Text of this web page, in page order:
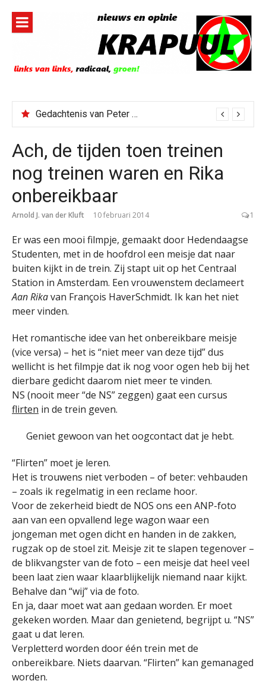
inhoud
Gedachtenis van Peter Faber
Ach, de tijden toen treinen
nog treinen waren en Rika
onbereikbaar
Arnold J. van der Kluft 10 februari 2014 1
Er was een mooi filmpje, gemaakt door Hedendaagse
Studenten, met in de hoofdrol een meisje dat naar
buiten kijkt in de trein. Zij stapt uit op het Centraal
Station in Amsterdam. Een vrouwenstem declameert
Aan Rikavan François HaverSchmidt. Ik kan het niet
meer vinden.
Het romantische idee van het onbereikbare meisje
(vice versa) – het is “niet meer van deze tijd” dus
wellicht is het filmpje dat ik nog voor ogen heb bij het
dierbare gedicht daarom niet meer te vinden.
NS (nooit meer “de NS” zeggen) gaat een cursus
flirten in de trein geven.
Geniet gewoon van het oogcontact dat je hebt.
“Flirten” moet je leren.
Het is trouwens niet verboden – of beter: vehbauden
– zoals ik regelmatig in een reclame hoor.
Voor de zekerheid biedt de NOS ons een ANP-foto
aan van een opvallend lege wagon waar een
jongeman met ogen dicht en handen in de zakken,
rugzak op de stoel zit. Meisje zit te slapen tegenover –
de blikvangster van de foto – een meisje dat heel veel
been laat zien waar klaarblijkelijk niemand naar kijkt.
Behalve dan “wij” via de foto.
En ja, daar moet wat aan gedaan worden. Er moet
gekeken worden. Maar dan genietend, begrijpt u. “NS”
gaat u dat leren.
Verpletterd worden door één trein met de
onbereikbare. Niets daarvan. “Flirten” kan gemanaged
worden.